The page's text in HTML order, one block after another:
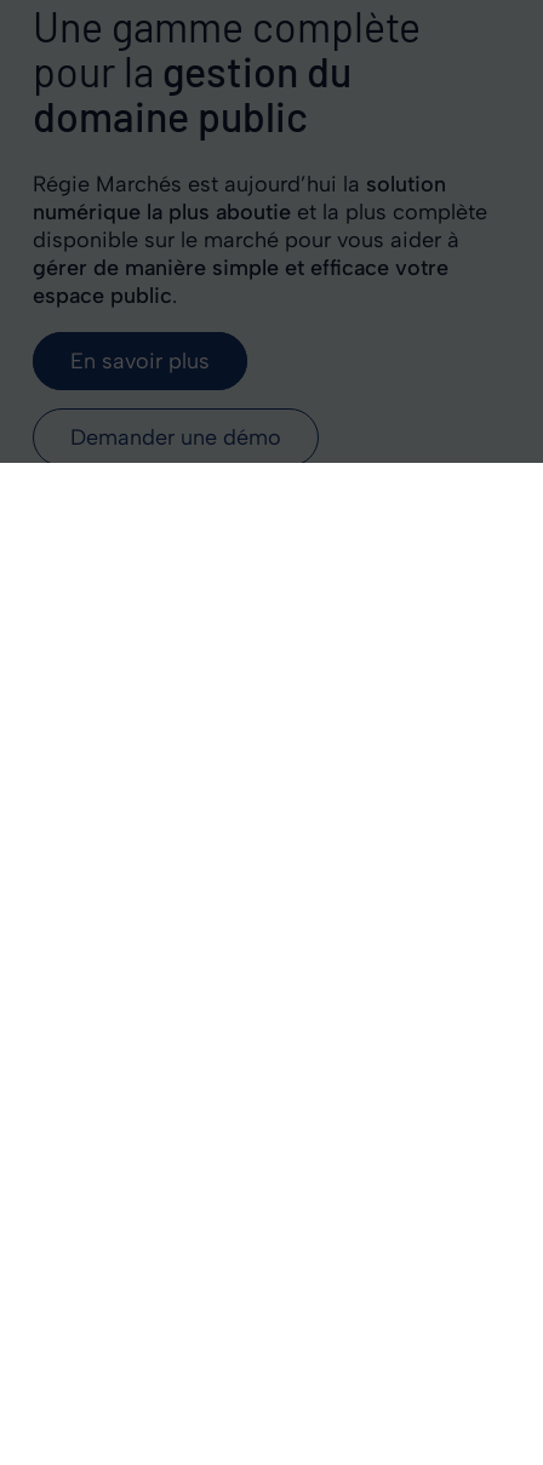
Une gamme complète
pour la gestion du
domaine public
Régie Marchés est aujourd’hui la solution
numérique la plus aboutie et la plus complète
disponible sur le marché pour vous aider à
gérer de manière simple et efficace votre
espace public.
En savoir plus
Demander une démo